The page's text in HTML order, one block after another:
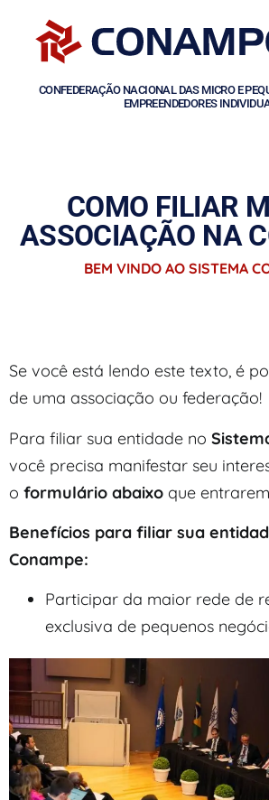
CONFEDERAÇÃO NACIONAL DAS MICRO E
EMPREENDEDORES
COMO FILIAR
ASSOCIAÇÃO NA
BEM VINDO AO SISTEMA
Se você está lendo este texto, é
de uma associação ou federação!
Para filiar sua entidade no
você precisa manifestar seu
o formulário abaixo que
Benefícios para filiar sua
Conampe:
Participar da maior rede de
exclusiva de pequenos